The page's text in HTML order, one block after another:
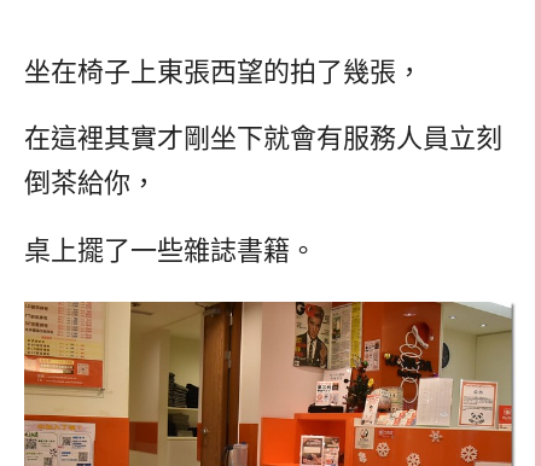
坐在椅子上東張西望的拍了幾張，
在這裡其實才剛坐下就會有服務人員立刻
倒茶給你，
桌上擺了一些雜誌書籍。